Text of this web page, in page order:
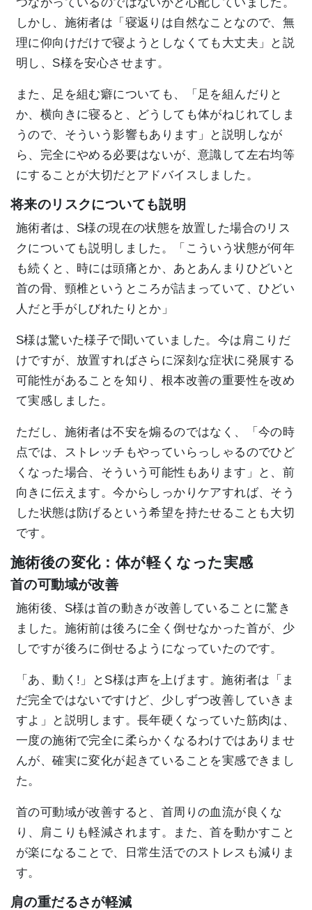
しかし、施術者は「寝返りは自然なことなので、無
理に仰向けだけで寝ようとしなくても大丈夫」と説
明し、S様を安心させます。
また、足を組む癖についても、「足を組んだりと
か、横向きに寝ると、どうしても体がねじれてしま
うので、そういう影響もあります」と説明しなが
ら、完全にやめる必要はないが、意識して左右均等
にすることが大切だとアドバイスしました。
将来のリスクについても説明
施術者は、S様の現在の状態を放置した場合のリス
クについても説明しました。「こういう状態が何年
も続くと、時には頭痛とか、あとあんまりひどいと
首の骨、頸椎というところが詰まっていて、ひどい
人だと手がしびれたりとか」
S様は驚いた様子で聞いていました。今は肩こりだ
けですが、放置すればさらに深刻な症状に発展する
可能性があることを知り、根本改善の重要性を改め
て実感しました。
ただし、施術者は不安を煽るのではなく、「今の時
点では、ストレッチもやっていらっしゃるのでひど
くなった場合、そういう可能性もあります」と、前
向きに伝えます。今からしっかりケアすれば、そう
した状態は防げるという希望を持たせることも大切
です。
施術後の変化：体が軽くなった実感
首の可動域が改善
施術後、S様は首の動きが改善していることに驚き
ました。施術前は後ろに全く倒せなかった首が、少
しですが後ろに倒せるようになっていたのです。
「あ、動く!」とS様は声を上げます。施術者は「ま
だ完全ではないですけど、少しずつ改善していきま
すよ」と説明します。長年硬くなっていた筋肉は、
一度の施術で完全に柔らかくなるわけではありませ
んが、確実に変化が起きていることを実感できまし
た。
首の可動域が改善すると、首周りの血流が良くな
り、肩こりも軽減されます。また、首を動かすこと
が楽になることで、日常生活でのストレスも減りま
す。
肩の重だるさが軽減